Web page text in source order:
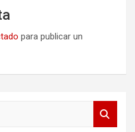
para publicar un